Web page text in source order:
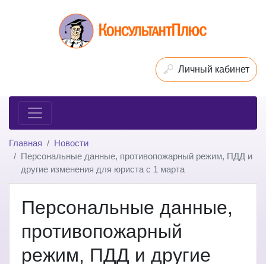
Личный кабинет
Главная
Новости
Персональные данные, противопожарный режим, ПДД и
другие изменения для юриста с 1 марта
Персональные данные,
противопожарный
режим, ПДД и другие